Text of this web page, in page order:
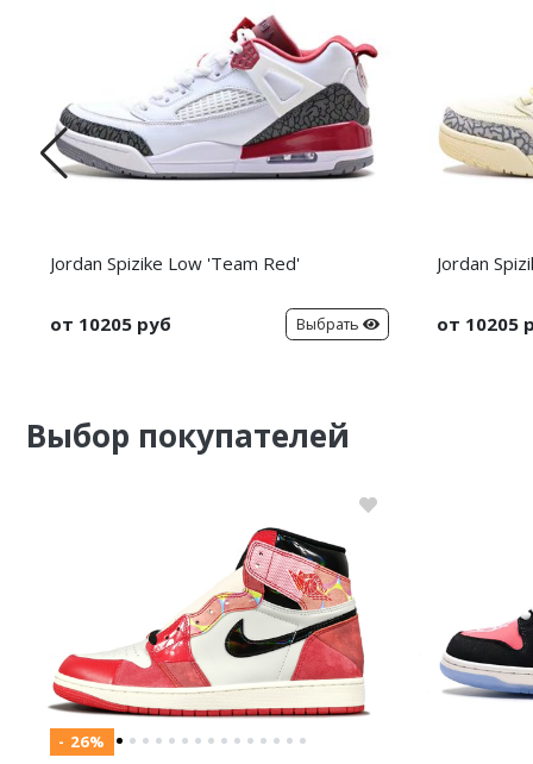
Jordan Spizike Low 'Team Red'
от 10205 руб Выбрать
Jordan
от 10205
Выбор покупателей
- 26%